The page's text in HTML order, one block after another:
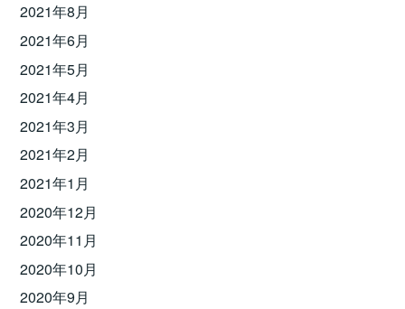
2021年8月
2021年6月
2021年5月
2021年4月
2021年3月
2021年2月
2021年1月
2020年12月
2020年11月
2020年10月
2020年9月